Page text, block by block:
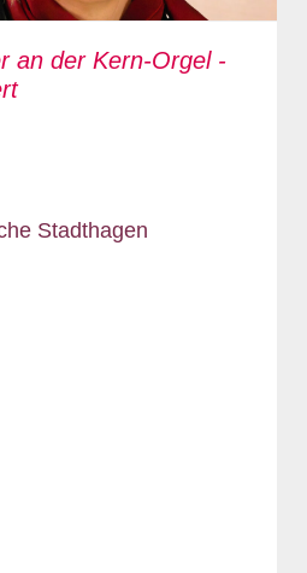
an der Kern-Orgel -
Stadthagen